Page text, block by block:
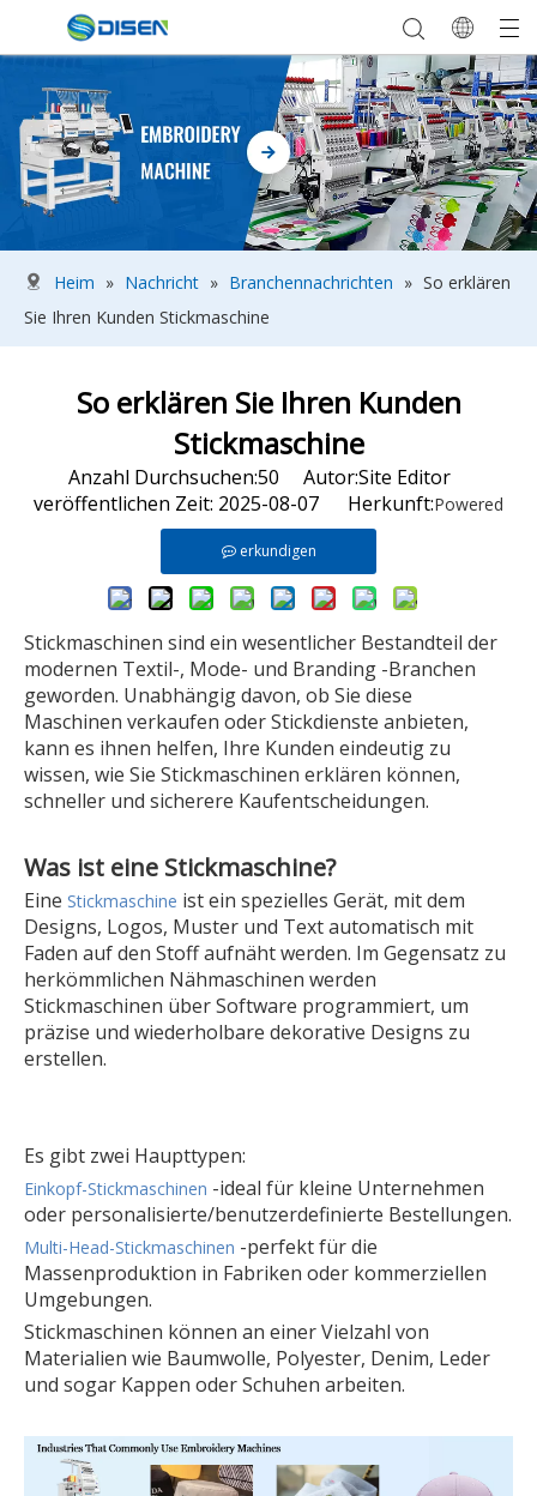
Heim » Nachricht » Branchennachrichten » So erklären
Sie Ihren Kunden Stickmaschine
So erklären Sie Ihren Kunden
Stickmaschine
Anzahl Durchsuchen:50 Autor:Site Editor
veröffentlichen Zeit: 2025-08-07 Herkunft:Powered
erkundigen
Stickmaschinen sind ein wesentlicher Bestandteil der
modernen Textil-, Mode- und Branding -Branchen
geworden. Unabhängig davon, ob Sie diese
Maschinen verkaufen oder Stickdienste anbieten,
kann es ihnen helfen, Ihre Kunden eindeutig zu
wissen, wie Sie Stickmaschinen erklären können,
schneller und sicherere Kaufentscheidungen.
Was ist eine Stickmaschine?
Eine Stickmaschine ist ein spezielles Gerät, mit dem
Designs, Logos, Muster und Text automatisch mit
Faden auf den Stoff aufnäht werden. Im Gegensatz zu
herkömmlichen Nähmaschinen werden
Stickmaschinen über Software programmiert, um
präzise und wiederholbare dekorative Designs zu
erstellen.
Es gibt zwei Haupttypen:
Einkopf-Stickmaschinen -ideal für kleine Unternehmen
oder personalisierte/benutzerdefinierte Bestellungen.
Multi-Head-Stickmaschinen -perfekt für die
Massenproduktion in Fabriken oder kommerziellen
Umgebungen.
Stickmaschinen können an einer Vielzahl von
Materialien wie Baumwolle, Polyester, Denim, Leder
und sogar Kappen oder Schuhen arbeiten.